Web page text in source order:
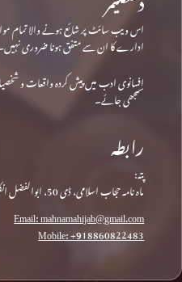
اس ویب سائٹ پر شائع ہونے والا تمام
ادارے کا ان سے متفق ہونا ضروری
افسانوی ادب میں پیش کردہ واقعات و
سمجھی جائے۔
رابطہ
پتہ:
ماہ نامہ حجاب اسلامی، ڈی 50، ابوالفضل انکلیو، جامعہ نگر، نئی دہلی-25
Email: mahnamahijab@gmail.com
Mobile: +918860822483